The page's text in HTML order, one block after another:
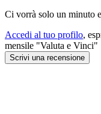
Ci vorrà solo un minuto
Accedi al tuo profilo,
mensile "Valuta e Vinci"
Scrivi una recensione